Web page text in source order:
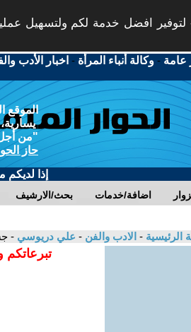
لتوفير افضل خدمة لكم ولتسهيل
عامة -وكالة أنباء المرأة - اخبار الأدب
الموقع
"من أجل
حاز
إذا
بحث/الارشيف اضافة/خدمات
الرئيسية - الادب والفن - علي دريوسي -
تبرعاتكم